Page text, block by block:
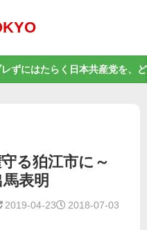
ずにはたらく日本共産党を、
る狛江市に～
表明
2018-07-03
2019-04-23